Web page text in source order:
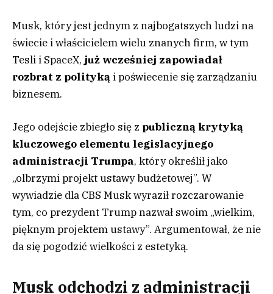
Musk, który jest jednym z najbogatszych ludzi na
świecie i właścicielem wielu znanych firm, w tym
Tesli i SpaceX, już wcześniej zapowiadał
rozbrat z polityką i poświecenie się zarządzaniu
biznesem.
Jego odejście zbiegło się z publiczną krytyką
kluczowego elementu legislacyjnego
administracji Trumpa, który określił jako
„olbrzymi projekt ustawy budżetowej”. W
wywiadzie dla CBS Musk wyraził rozczarowanie
tym, co prezydent Trump nazwał swoim „wielkim,
pięknym projektem ustawy”. Argumentował, że nie
da się pogodzić wielkości z estetyką.
Musk odchodzi z administracji